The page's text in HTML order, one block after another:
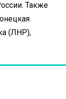
Также
(ЛНР),